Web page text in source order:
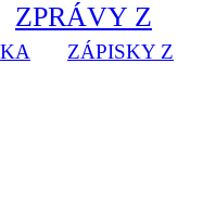
ZPRÁVY Z
ZÁPISKY Z